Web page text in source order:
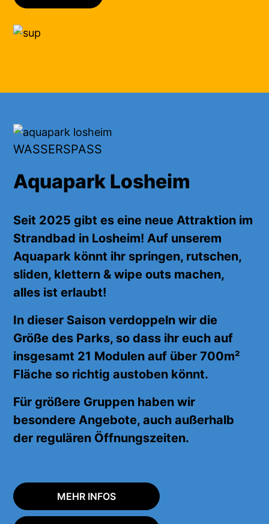
WASSERSPASS
Aquapark Losheim
Seit 2025 gibt es eine neue Attraktion im
Strandbad in Losheim! Auf unserem
Aquapark könnt ihr springen, rutschen,
sliden, klettern & wipe outs machen,
alles ist erlaubt!
In dieser Saison verdoppeln wir die
Größe des Parks, so dass ihr euch auf
insgesamt 21 Modulen auf über 700m²
Fläche so richtigaustoben könnt.
Für größere Gruppen haben wir
besondere Angebote, auch außerhalb
der regulären Öffnungszeiten.
MEHR INFOS